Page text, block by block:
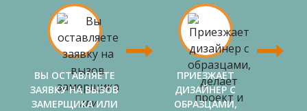
ВЫ ОСТАВЛЯЕТЕ
ЗАЯВКУ НА ВЫЗОВ
ЗАМЕРЩИКА ИЛИ
ПРИЕЗЖАЕТ
ДИЗАЙНЕР С
ОБРАЗЦАМИ,